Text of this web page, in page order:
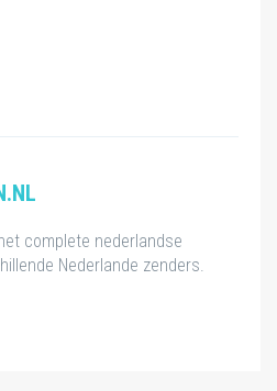
complete nederlandse
Nederlande zenders.